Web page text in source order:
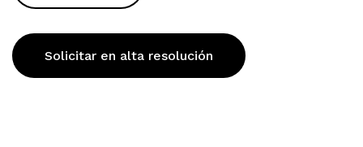
Solicitar en alta resolución